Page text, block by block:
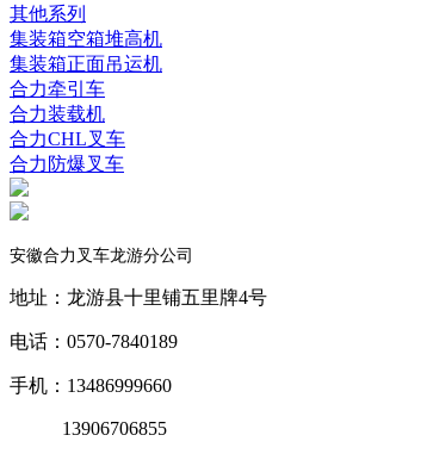
其他系列
集装箱空箱堆高机
集装箱正面吊运机
合力牵引车
合力装载机
合力CHL叉车
合力防爆叉车
安徽合力叉车龙游分公司
地址：龙游县十里铺五里牌4号
电话：0570-7840189
手机：13486999660
13906706855